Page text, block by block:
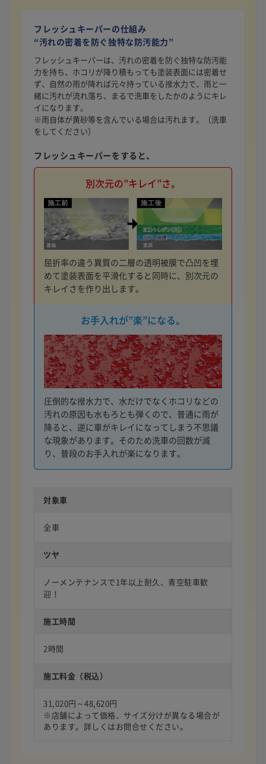
フレッシュキーパーの仕組み
“汚れの密着を防ぐ独特な防汚能力”
フレッシュキーパーは、汚れの密着を防ぐ独特な防汚能
力を持ち、ホコリが降り積もっても塗装表面には密着せ
ず、自然の雨が降れば元々持っている撥水力で、雨と一
緒に汚れが流れ落ち、まるで洗車をしたかのようにキレ
イになります。
※雨自体が黄砂等を含んでいる場合は汚れます。（洗車
をしてください）
フレッシュキーパーをすると、
別次元の”キレイ”さ。
屈折率の違う異質の二層の透明被膜で凸凹を埋
めて塗装表面を平滑化すると同時に、別次元の
キレイさを作り出します。
お手入れが”楽”になる。
圧倒的な撥水力で、水だけでなくホコリなどの
汚れの原因も水もろとも弾くので、普通に雨が
降ると、逆に車がキレイになってしまう不思議
な現象があります。そのため洗車の回数が減
り、普段のお手入れが楽になります。
対象車
全車
ツヤ
ノーメンテナンスで1年以上耐久、青空駐車歓
迎！
施工時間
2時間
施工料金（税込）
31,020円～48,620円
※店舗によって価格、サイズ分けが異なる場合が
あります。詳しくはお問合せください。